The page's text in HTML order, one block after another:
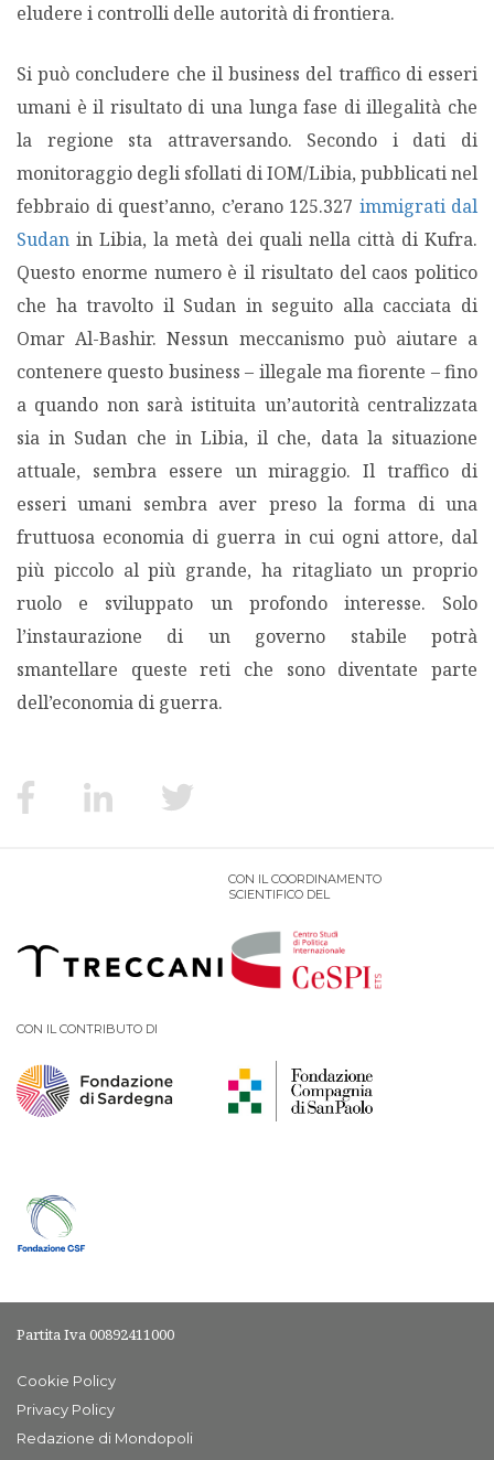
eludere i controlli delle autorità di frontiera.
Si può concludere che il business del traffico di esseri
umani è il risultato di una lunga fase di illegalità che
la regione sta attraversando. Secondo i dati di
monitoraggio degli sfollati di IOM/Libia, pubblicati nel
febbraio di quest’anno, c’erano 125.327 immigrati dal
Sudan in Libia, la metà dei quali nella città di Kufra.
Questo enorme numero è il risultato del caos politico
che ha travolto il Sudan in seguito alla cacciata di
Omar Al-Bashir. Nessun meccanismo può aiutare a
contenere questo business – illegale ma fiorente – fino
a quando non sarà istituita un’autorità centralizzata
sia in Sudan che in Libia, il che, data la situazione
attuale, sembra essere un miraggio. Il traffico di
esseri umani sembra aver preso la forma di una
fruttuosa economia di guerra in cui ogni attore, dal
più piccolo al più grande, ha ritagliato un proprio
ruolo e sviluppato un profondo interesse. Solo
l’instaurazione di un governo stabile potrà
smantellare queste reti che sono diventate parte
dell’economia di guerra.
CON IL COORDINAMENTO
SCIENTIFICO DEL
CON IL CONTRIBUTO DI
Partita Iva 00892411000
Cookie Policy
Privacy Policy
Redazione di Mondopoli